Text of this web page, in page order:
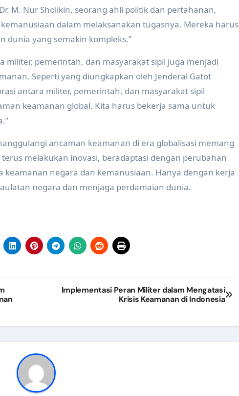
M. Nur Sholikin, seorang ahli politik dan pertahanan,
dalam melaksanakan tugasnya. Mereka harus
dunia yang semakin kompleks.”
militer, pemerintah, dan masyarakat sipil juga menjadi
Seperti yang diungkapkan oleh Jenderal Gatot
antara militer, pemerintah, dan masyarakat sipil
keamanan global. Kita harus bekerja sama untuk
ancaman keamanan di era globalisasi memang
melakukan inovasi, beradaptasi dengan perubahan
negara dan kemanusiaan. Hanya dengan kerja
negara dan menjaga perdamaian dunia.
Implementasi Peran Militer dalam Mengatasi
Krisis Keamanan di Indonesia